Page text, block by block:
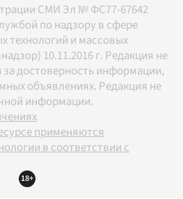
СМИ Эл № ФС77-67642
по надзору в сфере
технологий и массовых
10.11.2016 г. Редакция не
за достоверность информации,
объявлениях. Редакция не
информации.
применяются
в соответствии с
18+